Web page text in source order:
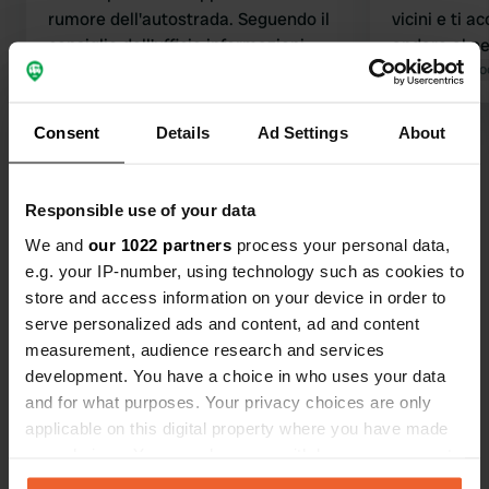
Consent Details Ad Settings About
Responsible use of your data
We and our 1022 partners process your personal data,
e.g. your IP-number, using technology such as cookies to
store and access information on your device in order to
serve personalized ads and content, ad and content
measurement, audience research and services
development. You have a choice in who uses your data
and for what purposes. Your privacy choices are only
applicable on this digital property where you have made
any time from the Cookie Declaration or by clicking on
rumore dell'autostrada. Seguendo il
consiglio dell'ufficio informazioni
dal 1° settembre.
vicini e ti
andare al
I servizi
molto
Tradotto da
Visualizza tutte le 6 recensioni
Sei stato qui?
Contatto
Posizione